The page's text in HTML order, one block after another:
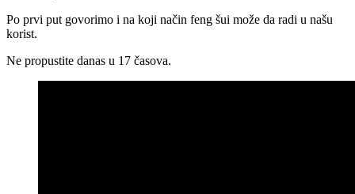
Po prvi put govorimo i na koji način feng šui može da radi u našu
korist.
Ne propustite danas u 17 časova.